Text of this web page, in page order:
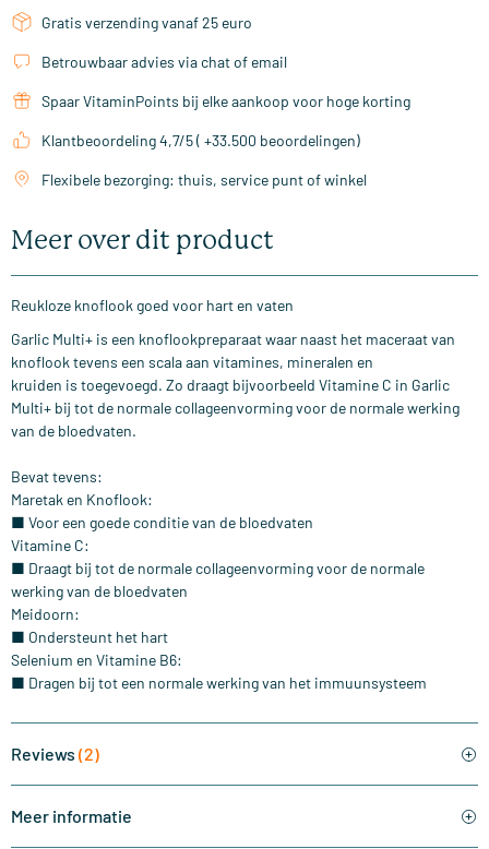
Gratis verzending vanaf 25 euro
Betrouwbaar advies via chat of email
Spaar VitaminPoints bij elke aankoop voor hoge korting
Klantbeoordeling 4,7/5 ( +33.500 beoordelingen)
Flexibele bezorging: thuis, service punt of winkel
Meer over dit product
Reukloze knoflook goed voor hart en vaten
Garlic Multi+ is een knoflookpreparaat waar naast het maceraat van
knoflook tevens een scala aan vitamines, mineralen en
kruiden is toegevoegd. Zo draagt bijvoorbeeld Vitamine C in Garlic
Multi+ bij tot de normale collageenvorming voor de normale werking
van de bloedvaten.
Bevat tevens:
Maretak en Knoflook:
■ Voor een goede conditie van de bloedvaten
Vitamine C:
■ Draagt bij tot de normale collageenvorming voor de normale
werking van de bloedvaten
Meidoorn:
■ Ondersteunt het hart
Selenium en Vitamine B6:
■ Dragen bij tot een normale werking van het immuunsysteem
Reviews (2)
Meer informatie